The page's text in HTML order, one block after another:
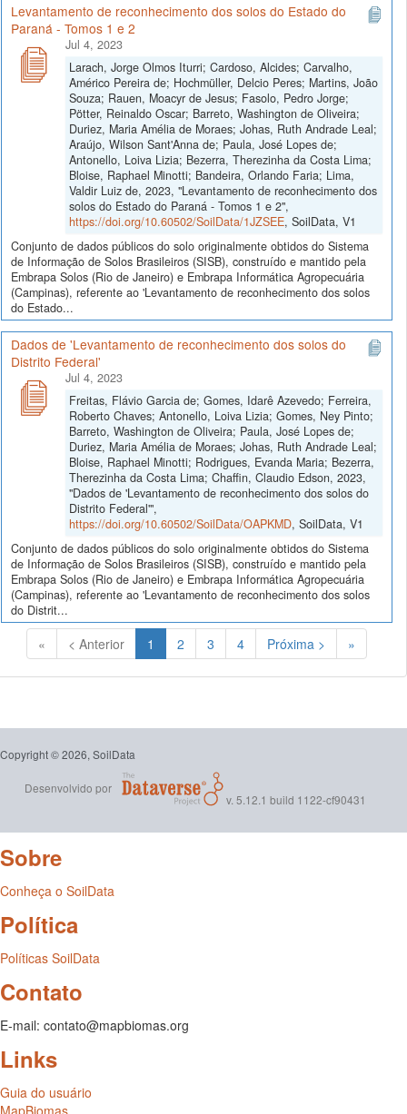
Levantamento de reconhecimento dos solos do Estado do
Paraná - Tomos 1 e 2
Jul 4, 2023
Larach, Jorge Olmos Iturri; Cardoso, Alcides; Carvalho,
Américo Pereira de; Hochmüller, Delcio Peres; Martins, João
Souza; Rauen, Moacyr de Jesus; Fasolo, Pedro Jorge;
Pötter, Reinaldo Oscar; Barreto, Washington de Oliveira;
Duriez, Maria Amélia de Moraes; Johas, Ruth Andrade Leal;
Araújo, Wilson Sant'Anna de; Paula, José Lopes de;
Antonello, Loiva Lizia; Bezerra, Therezinha da Costa Lima;
Bloise, Raphael Minotti; Bandeira, Orlando Faria; Lima,
Valdir Luiz de, 2023, "Levantamento de reconhecimento dos
solos do Estado do Paraná - Tomos 1 e 2",
https://doi.org/10.60502/SoilData/1JZSEE, SoilData, V1
Conjunto de dados públicos do solo originalmente obtidos do Sistema
de Informação de Solos Brasileiros (SISB), construído e mantido pela
Embrapa Solos (Rio de Janeiro) e Embrapa Informática Agropecuária
(Campinas), referente ao 'Levantamento de reconhecimento dos solos
do Estado...
Dados de 'Levantamento de reconhecimento dos solos do
Distrito Federal'
Jul 4, 2023
Freitas, Flávio Garcia de; Gomes, Idarê Azevedo; Ferreira,
Roberto Chaves; Antonello, Loiva Lizia; Gomes, Ney Pinto;
Barreto, Washington de Oliveira; Paula, José Lopes de;
Duriez, Maria Amélia de Moraes; Johas, Ruth Andrade Leal;
Bloise, Raphael Minotti; Rodrigues, Evanda Maria; Bezerra,
Therezinha da Costa Lima; Chaffin, Claudio Edson, 2023,
"Dados de 'Levantamento de reconhecimento dos solos do
Distrito Federal'",
https://doi.org/10.60502/SoilData/OAPKMD, SoilData, V1
Conjunto de dados públicos do solo originalmente obtidos do Sistema
de Informação de Solos Brasileiros (SISB), construído e mantido pela
Embrapa Solos (Rio de Janeiro) e Embrapa Informática Agropecuária
(Campinas), referente ao 'Levantamento de reconhecimento dos solos
do Distrit...
« < Anterior 1 (Atual)
2 3 4 Próxima > »
Copyright © 2026, SoilData
Desenvolvido por
v. 5.12.1 build 1122-cf90431
Sobre
Conheça o SoilData
Política
Políticas SoilData
Contato
E-mail: contato@mapbiomas.org
Links
Guia do usuário
MapBiomas